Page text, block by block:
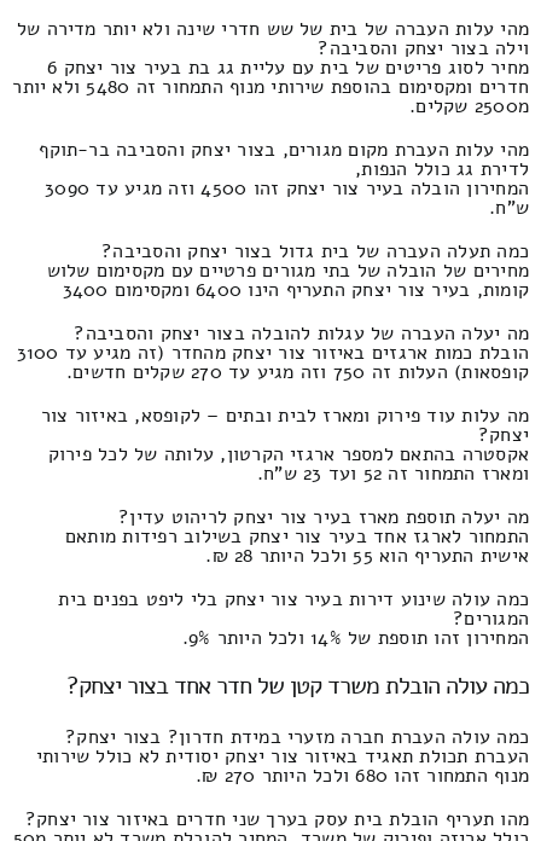
מהי עלות העברה של בית של שש חדרי שינה ולא יותר מדירה של
וילה בצור יצחק והסביבה?
מחיר לסוג פריטים של בית עם עליית גג בת בעיר צור יצחק 6
חדרים ומקסימום בהוספת שירותי מנוף התמחור זה 5480 ולא יותר
מ2500 שקלים.
מהי עלות העברת מקום מגורים, בצור יצחק והסביבה בר-תוקף
לדירת גג כולל הנפות,
המחירון הובלה בעיר צור יצחק זהו 4500 וזה מגיע עד 3090
ש"ח.
כמה תעלה העברה של בית גדול בצור יצחק והסביבה?
מחירים של הובלה של בתי מגורים פרטיים עם מקסימום שלוש
קומות, בעיר צור יצחק התעריף הינו 6400 ומקסימום 3400
מה יעלה העברה של עגלות להובלה בצור יצחק והסביבה?
הובלת כמות ארגזים באיזור צור יצחק מהחדר (זה מגיע עד 3100
קופסאות) העלות זה 750 וזה מגיע עד 270 שקלים חדשים.
מה עלות עוד פירוק ומארז לבית ובתים – לקופסא, באיזור צור
יצחק?
אקסטרה בהתאם למספר ארגזי הקרטון, עלותה של לכל פירוק
ומארז התמחור זה 52 ועד 23 ש"ח.
מה יעלה תוספת מארז בעיר צור יצחק לריהוט עדין?
התמחור לארגז אחד בעיר צור יצחק בשילוב רפידות מותאם
אישית התעריף הוא 55 ולכל היותר 28 ₪.
כמה עולה שינוע דירות בעיר צור יצחק בלי ליפט בפנים בית
המגורים?
המחירון זהו תוספת של 14% ולכל היותר 9%.
כמה עולה הובלת משרד קטן של חדר אחד בצור יצחק?
כמה עולה העברת חברה מזערי במידת חדרון? בצור יצחק?
העברת תכולת תאגיד באיזור צור יצחק יסודית לא כולל שירותי
מנוף התמחור זהו 680 ולכל היותר 270 ₪.
מהו תעריף הובלת בית עסק בערך שני חדרים באיזור צור יצחק?